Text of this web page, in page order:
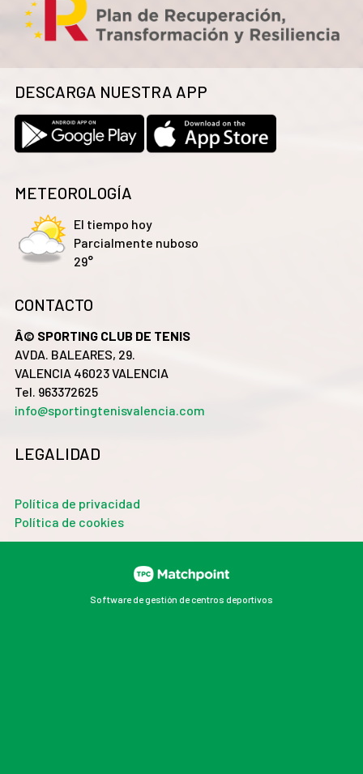
DESCARGA NUESTRA APP
METEOROLOGÍA
El tiempo hoy
Parcialmente nuboso
29°
CONTACTO
Â© SPORTING CLUB DE TENIS
AVDA. BALEARES, 29.
VALENCIA 46023 VALENCIA
Tel. 963372625
info@sportingtenisvalencia.com
LEGALIDAD
Política de privacidad
Política de cookies
Software de gestión de centros deportivos